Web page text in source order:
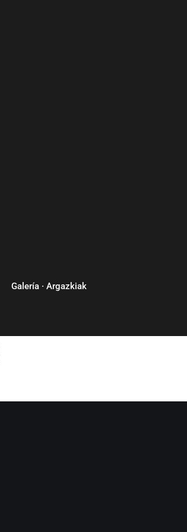
Galería · Argazkiak